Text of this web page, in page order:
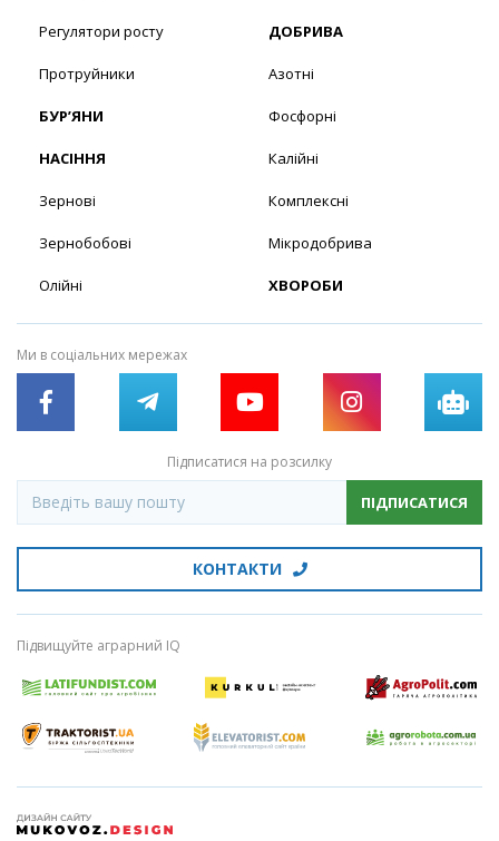
Регулятори росту
Протруйники
БУР’ЯНИ
НАСІННЯ
Зернові
Зернобобові
Олійні
ДОБРИВА
Азотні
Фосфорні
Калійні
Комплексні
Мікродобрива
ХВОРОБИ
Ми в соціальних мережах
Підписатися на розсилку
ПІДПИСАТИСЯ
КОНТАКТИ
Підвищуйте аграрний IQ